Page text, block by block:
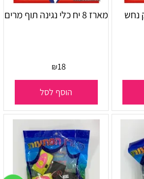
נחש
מארז 8 יח כלי נגינה תוף מרים
₪18
הוסף לסל